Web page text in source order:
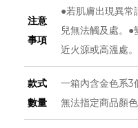
注意
事項
●若肌膚出現異常
兒無法觸及處。
近火源或高溫處。
款式
數量
一箱內含金色系3
無法指定商品顏色